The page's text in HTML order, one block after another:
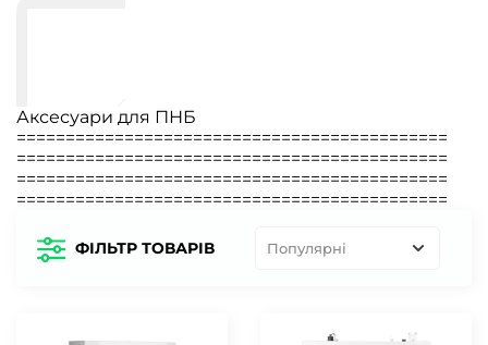
Аксесуари для ПНБ
============================================
============================================
============================================
============================================
ФІЛЬТР ТОВАРІВ Популярні